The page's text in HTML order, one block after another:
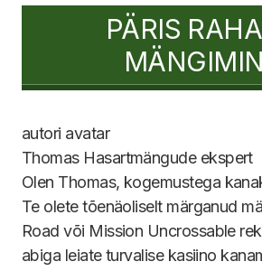
PÄRIS
Thomas Hasartmängude ekspert
Olen Thomas, kogemustega
Te olete tõenäoliselt märganud
Road või Mission Uncrossable
abiga leiate turvalise kasiino